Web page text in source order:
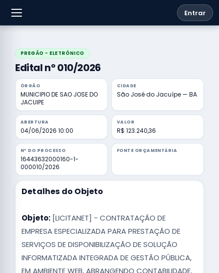
Entrar
PREGÃO - ELETRÔNICO
Edital nº 010/2026
ÓRGÃO
MUNICIPIO DE SAO JOSE DO
JACUIPE
CIDADE
São José do Jacuípe — BA
ABERTURA
04/06/2026 10:00
VALOR
R$ 123.240,36
Nº DO PROCESSO
16443632000160-1-
000010/2026
FONTE ORÇAMENTÁRIA
Detalhes do Objeto
Objeto: [LICITANET] - CONTRATAÇÃO DE
EMPRESA ESPECIALIZADA PARA PRESTAÇÃO DE
SERVIÇOS DE DISPONIBILIZAÇÃO DE SOLUÇÃO
INFORMATIZADA INTEGRADA DE GESTÃO PÚBLICA,
EM AMBIENTE WEB, ABRANGENDO CONTABILIDADE,